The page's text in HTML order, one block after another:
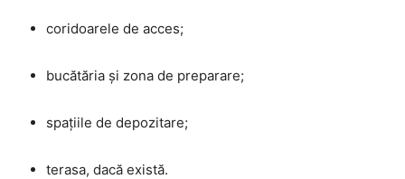
coridoarele de acces;
bucătăria și zona de preparare;
spațiile de depozitare;
terasa, dacă există.